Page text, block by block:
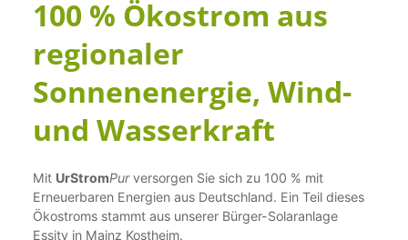
100 % Ökostrom aus
regionaler
Sonnenenergie, Wind-
und Wasserkraft
Mit UrStromPurversorgen Sie sich zu 100 % mit
Erneuerbaren Energien aus Deutschland. Ein Teil dieses
Ökostroms stammt aus unserer Bürger-Solaranlage
Essity in Mainz Kostheim.